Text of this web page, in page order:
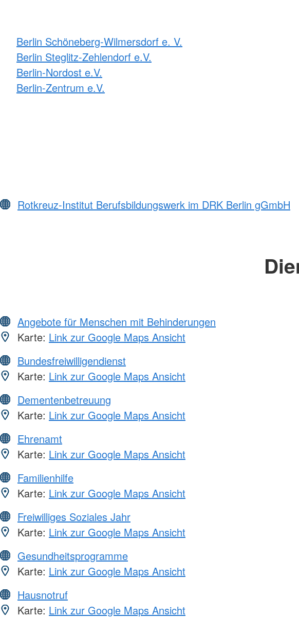
Berlin Schöneberg-Wilmersdorf e. V.
Berlin Steglitz-Zehlendorf e.V.
Berlin-Nordost e.V.
Berlin-Zentrum e.V.
Rotkreuz-Institut Berufsbildungswerk im DRK Berlin gGmbH
Angebote für Menschen mit Behinderungen
Karte: Link zur Google Maps Ansicht
Bundesfreiwilligendienst
Karte: Link zur Google Maps Ansicht
Dementenbetreuung
Karte: Link zur Google Maps Ansicht
Ehrenamt
Karte: Link zur Google Maps Ansicht
Familienhilfe
Karte: Link zur Google Maps Ansicht
Freiwilliges Soziales Jahr
Karte: Link zur Google Maps Ansicht
Gesundheitsprogramme
Karte: Link zur Google Maps Ansicht
Hausnotruf
Karte: Link zur Google Maps Ansicht